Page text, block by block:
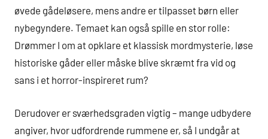
øvede gådeløsere, mens andre er tilpasset børn eller
nybegyndere. Temaet kan også spille en stor rolle:
Drømmer I om at opklare et klassisk mordmysterie, løse
historiske gåder eller måske blive skræmt fra vid og
sans i et horror-inspireret rum?
Derudover er sværhedsgraden vigtig – mange udbydere
angiver, hvor udfordrende rummene er, så I undgår at